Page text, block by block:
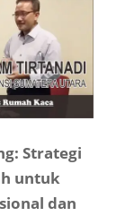
Strategi
untuk
dan